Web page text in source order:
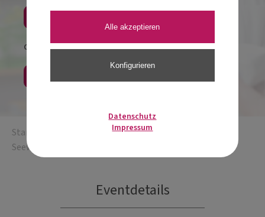
oder
Startseite Apotheken-Abende/Apotheken-Abend
Seewalchen am Attersee
Eventdetails
Alle akzeptieren
Konfigurieren
Datenschutz
Impressum